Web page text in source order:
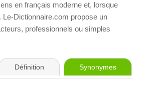
en français moderne et, lorsque
Le-Dictionnaire.com propose un
professionnels ou simples
Définition Synonymes